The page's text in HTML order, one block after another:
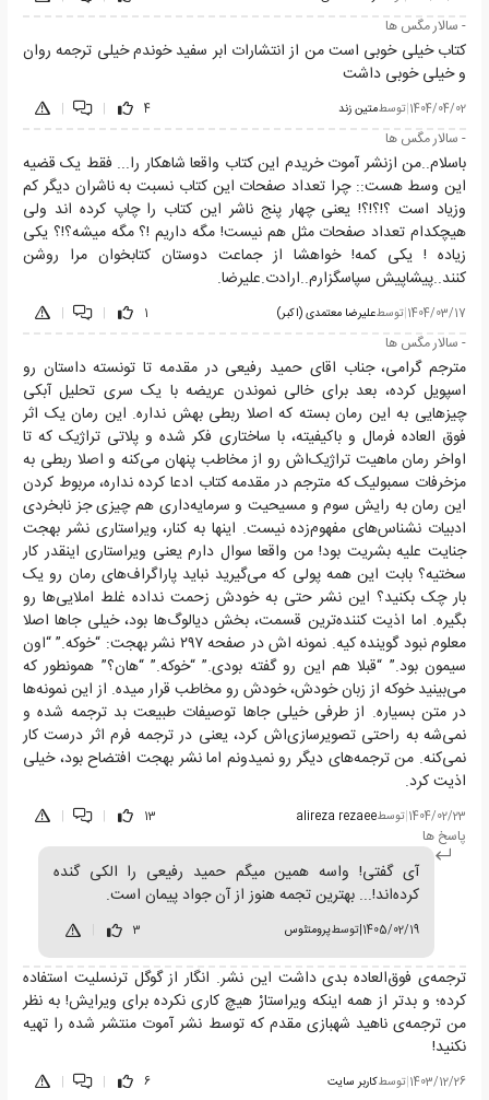
- سالار مگس ها
کتاب خیلی خوبی است من از انتشارات ابر سفید خوندم خیلی ترجمه روان
و خیلی خوبی داشت
1404/04/02
|توسطمتین زند 4
|
|
- سالار مگس ها
باسلام..من ازنشر آموت خریدم این کتاب واقعا شاهکار را... فقط یک قضیه
این وسط هست:: چرا تعداد صفحات این کتاب نسبت به ناشران دیگر کم
وزیاد است ؟!؟!؟! یعنی چهار پنج ناشر این کتاب را چاپ کرده اند ولی
هیچکدام تعداد صفحات مثل هم نیست! مگه داریم !؟ مگه میشه؟!؟ یکی
زیاده ! یکی کمه! خواهشا از جماعت دوستان کتابخوان مرا روشن
کنند..پیشاپیش سپاسگزارم..ارادت.علیرضا.
1404/03/17
|توسطعلیرضا معتمدی (اکبر) 1
|
|
- سالار مگس ها
مترجم گرامی، جناب اقای حمید رفیعی در مقدمه تا تونسته داستان رو
اسپویل کرده، بعد برای خالی نموندن عریضه با یک سری تحلیل آبکی
چیزهایی به این رمان بسته که اصلا ربطی بهش نداره. این رمان یک اثر
فوق العاده فرمال و باکیفیته، با ساختاری فکر شده و پلاتی تراژیک که تا
اواخر رمان ماهیت تراژیک‌اش رو از مخاطب پنهان می‌کنه و اصلا ربطی به
مزخرفات سمبولیک که مترجم در مقدمه کتاب ادعا کرده نداره، مربوط کردن
این رمان به رایش سوم و مسیحیت و سرمایه‌داری هم چیزی جز نابخردی
ادبیات نشناس‌های مفهوم‌زده نیست. اینها به کنار، ویراستاری نشر بهجت
جنایت علیه بشریت بود! من واقعا سوال دارم یعنی ویراستاری اینقدر کار
سختیه؟ بابت این همه پولی که می‌گیرید نباید پاراگراف‌های رمان رو یک
بار چک بکنید؟ این نشر حتی به خودش زحمت نداده غلط املایی‌ها رو
بگیره. اما اذیت کننده‌ترین قسمت، بخش دیالوگ‌ها بود، خیلی جاها اصلا
معلوم نبود گوینده کیه. نمونه اش در صفحه ۲۹۷ نشر بهجت: “خوکه.” “اون
سیمون بود.” “قبلا هم این رو گفته بودی.” “خوکه.” “هان؟” همونطور که
می‌بینید خوکه از زبان خودش، خودش رو مخاطب قرار میده. از این نمونه‌ها
در متن بسیاره. از طرفی خیلی جاها توصیفات طبیعت بد ترجمه شده و
نمی‌شه به راحتی تصویرسازی‌اش کرد، یعنی در ترجمه فرم اثر درست کار
نمی‌کنه. من ترجمه‌های دیگر رو نمیدونم اما نشر بهجت افتضاح بود، خیلی
اذیت کرد.
1404/02/23
|توسطalireza rezaee
13
|
|
پاسخ ها
آی گفتی! واسه همین میگم حمید رفیعی را الکی گنده
کرده‌اند!... بهترین تجمه هنوز از آن جواد پیمان است.
1405/02/19
|توسطپرومتئوس 3
ترجمه‌ی فوق‌العاده بدی داشت این نشر. انگار از گوگل ترنسلیت استفاده
کرده؛ و بد‌تر از همه اینکه ویراستارْ هیچ کاری نکرده برای ویرایش! به نظر
من ترجمه‌ی ناهید شهبازی مقدم که توسط نشر آموت منتشر شده را تهیه
نکنید!
1403/12/26
|توسطکاربر سایت 6
|
|